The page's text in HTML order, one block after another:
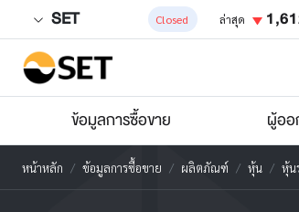
SET Closed ล่าสุด
ข้อมูลการซื้อขาย ผู้อ
หน้าหลัก ข้อมูลการซื้อขาย ผลิตภัณฑ์ หุ้น หุ้น